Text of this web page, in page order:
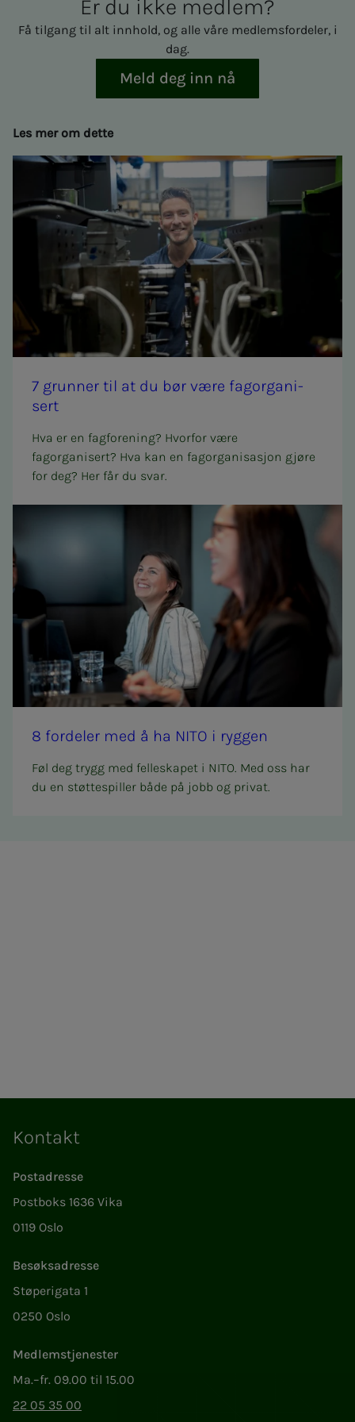
Er du ikke med­­­­­lem?
Få tilgang til alt innhold, og alle våre medlemsfordeler, i
dag.
Meld deg inn nå
Les mer om dette
7 grun­­­ner til at du bør være fag­or­­­ga­­­ni­­­
sert
Hva er en fagforening? Hvorfor være
fagorganisert? Hva kan en fagorganisasjon gjøre
for deg? Her får du svar.
8 for­­­de­­­ler med å ha NITO i ryg­­­gen
Føl deg trygg med felleskapet i NITO. Med oss har
du en støttespiller både på jobb og privat.
Kontakt
Postadresse
Postboks 1636 Vika
0119 Oslo
Besøksadresse
Støperigata 1
0250 Oslo
Medlemstjenester
Ma.–fr. 09.00 til 15.00
22 05 35 00